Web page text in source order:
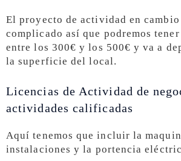
El proyecto de actividad en cambio
complicado así que podremos tener
entre los 300€ y los 500€ y va a
la superficie del local.
Licencias de Actividad de
actividades calificadas
Aquí tenemos que incluir la
instalaciones y la portencia